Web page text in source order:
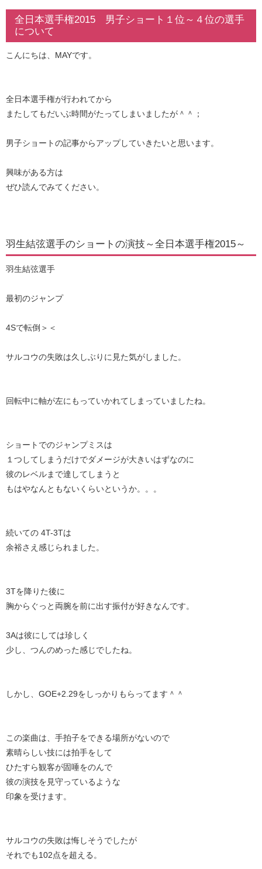
全日本選手権2015 男子ショート１位～４位の選手
について
こんにちは、MAYです。
全日本選手権が行われてから
またしてもだいぶ時間がたってしまいましたが＾＾；
男子ショートの記事からアップしていきたいと思います。
興味がある方は
ぜひ読んでみてください。
羽生結弦選手のショートの演技～全日本選手権2015～
羽生結弦選手
最初のジャンプ
4Sで転倒＞＜
サルコウの失敗は久しぶりに見た気がしました。
回転中に軸が左にもっていかれてしまっていましたね。
ショートでのジャンプミスは
１つしてしまうだけでダメージが大きいはずなのに
彼のレベルまで達してしまうと
もはやなんともないくらいというか。。。
続いての 4T-3Tは
余裕さえ感じられました。
3Tを降りた後に
胸からぐっと両腕を前に出す振付が好きなんです。
3Aは彼にしては珍しく
少し、つんのめった感じでしたね。
しかし、GOE+2.29をしっかりもらってます＾＾
この楽曲は、手拍子をできる場所がないので
素晴らしい技には拍手をして
ひたすら観客が固唾をのんで
彼の演技を見守っているような
印象を受けます。
サルコウの失敗は悔しそうでしたが
それでも102点を超える。